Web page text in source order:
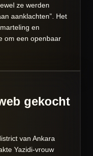
ze werden
aanklachten”. Het
en
om een ​​openbaar
gekocht
van Ankara
Yazidi-vrouw